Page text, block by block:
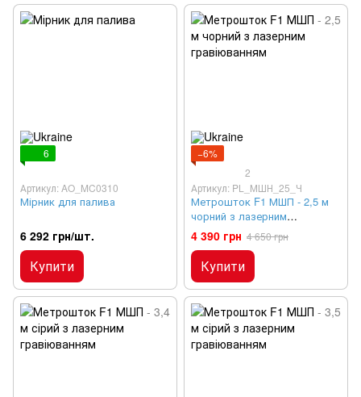
6
Артикул: AO_MC0310
Мірник для палива
6 292 грн/шт.
Купити
−6%
2
Артикул: PL_МШН_25_Ч
Метрошток F1 МШП - 2,5 м
чорний з лазерним
гравіюванням
4 390 грн 4 650 грн
Купити